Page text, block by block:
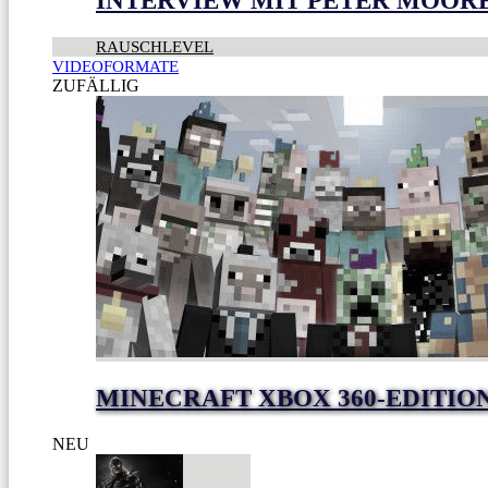
RAUSCHLEVEL
VIDEOFORMATE
ZUFÄLLIG
MINECRAFT XBOX 360-
NEU